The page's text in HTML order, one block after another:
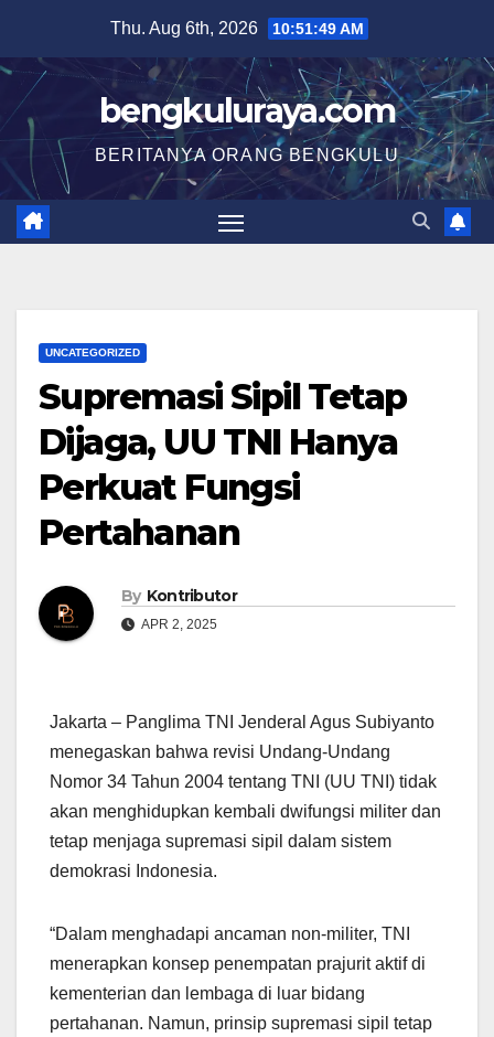
content
Thu. Aug 6th, 2026 10:51:49 AM
bengkuluraya.com
BERITANYA ORANG BENGKULU
UNCATEGORIZED
Supremasi Sipil Tetap
Dijaga, UU TNI Hanya
Perkuat Fungsi
Pertahanan
By Kontributor
APR 2, 2025
Jakarta – Panglima TNI Jenderal Agus Subiyanto
menegaskan bahwa revisi Undang-Undang
Nomor 34 Tahun 2004 tentang TNI (UU TNI) tidak
akan menghidupkan kembali dwifungsi militer dan
tetap menjaga supremasi sipil dalam sistem
demokrasi Indonesia.
“Dalam menghadapi ancaman non-militer, TNI
menerapkan konsep penempatan prajurit aktif di
kementerian dan lembaga di luar bidang
pertahanan. Namun, prinsip supremasi sipil tetap